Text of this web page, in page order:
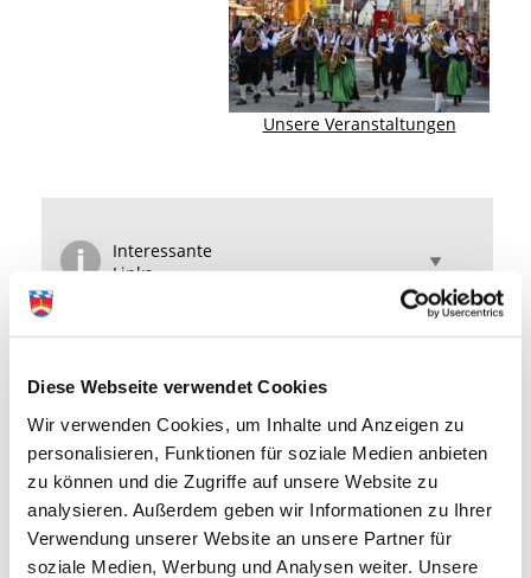
Diese Webseite verwendet Cookies
Wir verwenden Cookies, um Inhalte und Anzeigen zu
personalisieren, Funktionen für soziale Medien anbieten
zu können und die Zugriffe auf unsere Website zu
analysieren. Außerdem geben wir Informationen zu Ihrer
Verwendung unserer Website an unsere Partner für
soziale Medien, Werbung und Analysen weiter. Unsere
Unsere Veranstaltungen
Interessante
Links
Frau
Tina Rodermund-Vogl
Presse- und Öffentlichkeitsarbeit
Tel.: 08141 281-1415